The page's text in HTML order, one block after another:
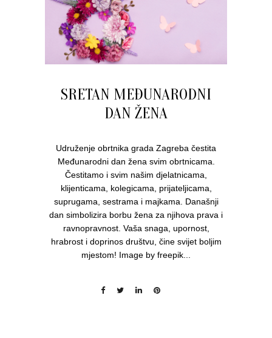
SRETAN MEĐUNARODNI
DAN ŽENA
Udruženje obrtnika grada Zagreba čestita
Međunarodni dan žena svim obrtnicama.
Čestitamo i svim našim djelatnicama,
klijenticama, kolegicama, prijateljicama,
suprugama, sestrama i majkama. Današnji
dan simbolizira borbu žena za njihova prava i
ravnopravnost. Vaša snaga, upornost,
hrabrost i doprinos društvu, čine svijet boljim
mjestom! Image by freepik...